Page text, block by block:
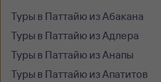
Туры в Паттайю из Абакана
Туры в Паттайю из Адлера
Туры в Паттайю из Анапы
Туры в Паттайю из Апатитов